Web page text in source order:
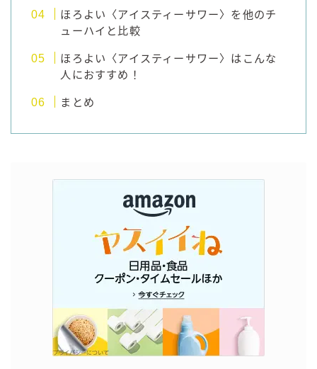
ほろよい〈アイスティーサワー〉を他のチ
ューハイと比較
ほろよい〈アイスティーサワー〉はこんな
人におすすめ！
まとめ